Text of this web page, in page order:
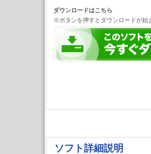
ダウンロードはこちら
※ボタンを押すとダウンロードが始
ソフト詳細説明